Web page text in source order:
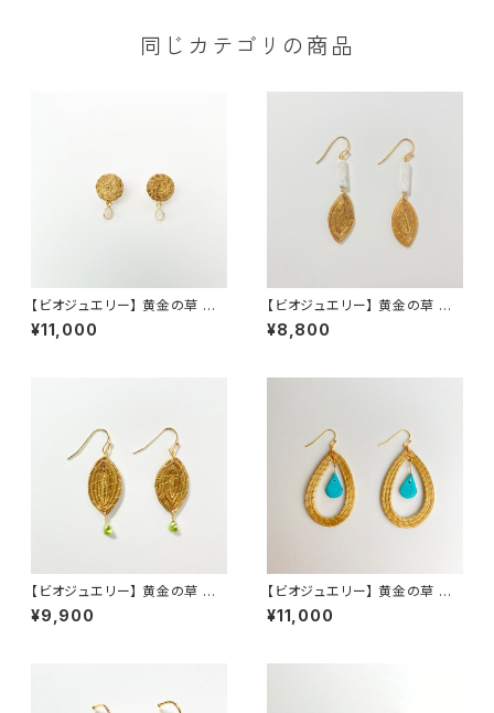
同じカテゴリの商品
【ビオジュエリー】 黄金の草 カッ
ピンドウラード ピアス・イヤリ
ング ラウンド レインボームーン
¥11,000
【ビオジュエリー】 黄金の草 カッ
ピンドウラード ピアス イヤリン
グ リーフ ハウライト
¥8,800
【ビオジュエリー】 黄金の草 カッ
ピンドウラード ピアス＆イヤリ
¥9,900
【ビオジュエリー】 黄金の草 カッ
ピンドウラード ピアス・イヤリ
ング ティアドロップ ターコイズ
¥11,000